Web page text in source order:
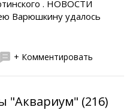
. НОВОСТИ
Варюшкину удалось
+ Комментировать
"Аквариум" (216)